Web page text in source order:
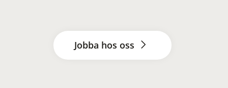
Jobba hos oss